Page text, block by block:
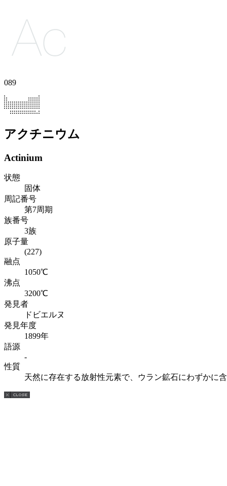
089
アクチニウム
Actinium
状態
固体
周記番号
第7周期
族番号
3族
原子量
(227)
融点
1050℃
沸点
3200℃
発見者
ドビエルヌ
発見年度
1899年
語源
-
性質
天然に存在する放射性元素で、ウラン鉱石にわずかに